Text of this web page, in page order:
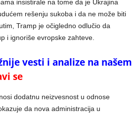
insistirale na tome da je Ukrajina
rešenju sukoba i da ne može biti
Tramp je očigledno odlučio da
i ignoriše evropske zahteve.
vesti i analize na našem
se
dodatnu neizvesnost u odnose
da nova administracija u